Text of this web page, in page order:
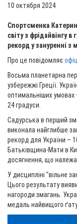
10 октября 2024
Спортсменка
світу з фрідайвінгу
рекорд у зануренні
Про це повідомляє
Восьма планетарна
узбережжі Греції.
оптимальніших умовах
24 градуси.
Садурська в перший
виконала найглибше
рекорд для України –
Батьківщина-Мати в
досягнення, що
У дисципліні "вільне
Цього результату
нагороди змагань.
медаль найвищого